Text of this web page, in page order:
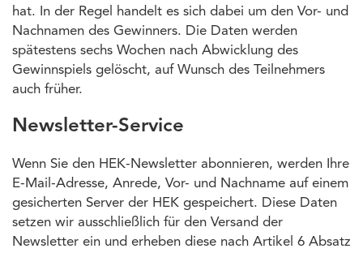
hat. In der Regel handelt es sich dabei um den Vor- und
Nachnamen des Gewinners. Die Daten werden
spätestens sechs Wochen nach Abwicklung des
Gewinnspiels gelöscht, auf Wunsch des Teilnehmers
auch früher.
Newsletter-Service
Wenn Sie den HEK-Newsletter abonnieren, werden Ihre
E-Mail-Adresse, Anrede, Vor- und Nachname auf einem
gesicherten Server der HEK gespeichert. Diese Daten
setzen wir ausschließlich für den Versand der
Newsletter ein und erheben diese nach Artikel 6 Absatz